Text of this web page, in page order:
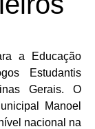
a Educação
Estudantis
Gerais. O
Manoel
nacional na